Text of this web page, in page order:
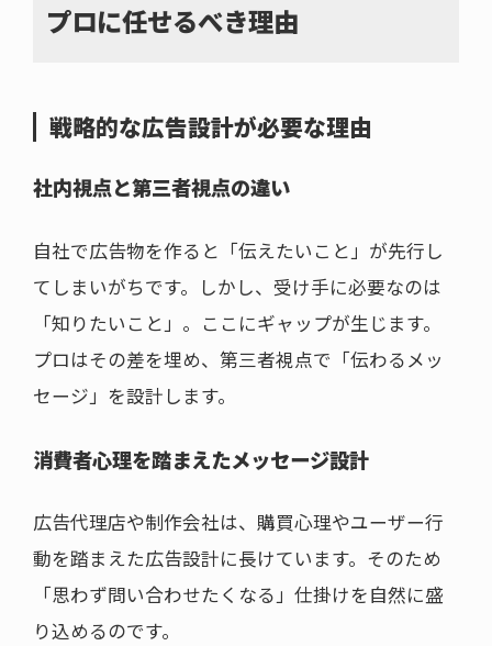
プロに任せるべき理由
戦略的な広告設計が必要な理由
社内視点と第三者視点の違い
自社で広告物を作ると「伝えたいこと」が先行し
てしまいがちです。しかし、受け手に必要なのは
「知りたいこと」。ここにギャップが生じます。
プロはその差を埋め、第三者視点で「伝わるメッ
セージ」を設計します。
消費者心理を踏まえたメッセージ設計
広告代理店や制作会社は、購買心理やユーザー行
動を踏まえた広告設計に長けています。そのため
「思わず問い合わせたくなる」仕掛けを自然に盛
り込めるのです。